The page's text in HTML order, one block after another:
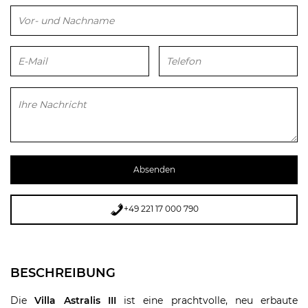
+49 221 17 000 790
BESCHREIBUNG
DieVilla Astralis IIIist eine prachtvolle, neu erbaute